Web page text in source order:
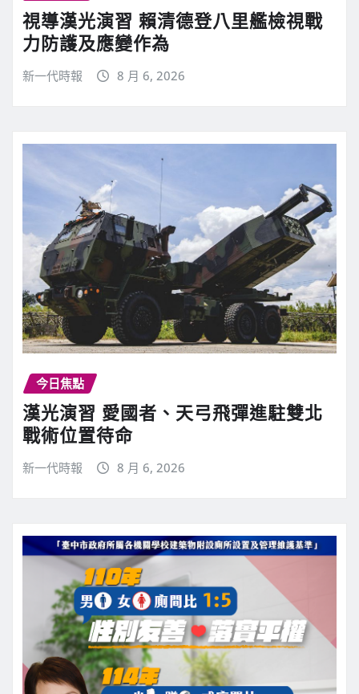
視導漢光演習 賴清德登八里艦檢視戰
力防護及應變作為
新一代時報 8 月 6, 2026
今日焦點
漢光演習 愛國者、天弓飛彈進駐雙北
戰術位置待命
新一代時報 8 月 6, 2026